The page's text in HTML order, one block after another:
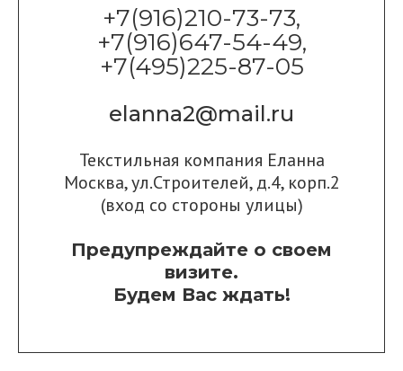
+7(916)210-73-73,
+7(916)647-54-49,
+7(495)225-87-05
elanna2@mail.ru
Текстильная компания Еланна
Москва, ул.Строителей, д.4, корп.2
(вход со стороны улицы)
Предупреждайте о своем
визите.
Будем Вас ждать!